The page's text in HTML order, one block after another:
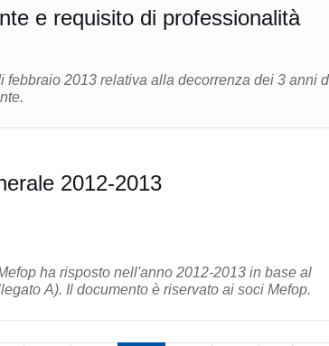
e requisito di professionalità
febbraio 2013 relativa alla decorrenza dei 3 anni
2012-2013
ha risposto nell'anno 2012-2013 in base al
A). Il documento è riservato ai soci Mefop.